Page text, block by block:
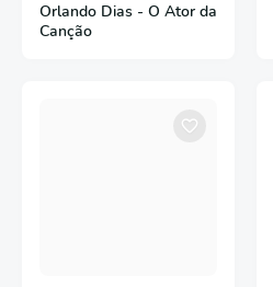
Orlando Dias - O Ator da
Canção